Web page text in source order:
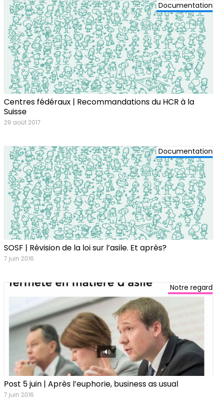
Documentation
Centres fédéraux | Recommandations du HCR à la
Suisse
29 août 2017
Documentation
SOSF | Révision de la loi sur l’asile. Et après?
7 juin 2016
Notre regard
Post 5 juin | Après l’euphorie, business as usual
7 juin 2016